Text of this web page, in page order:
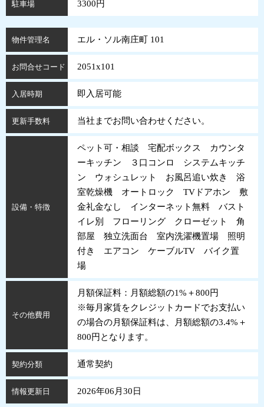
駐車場 3300円
物件管理名 エル・ソル南庄町 101
お問合せコード 2051x101
入居時期 即入居可能
更新手数料 当社までお問い合わせください。
設備・特徴
ペット可・相談 宅配ボックス カウンタ
ーキッチン ３口コンロ システムキッチ
ン ウォシュレット お風呂追い炊き 浴
室乾燥機 オートロック TVドアホン 敷
金礼金なし インターネット無料 バスト
イレ別 フローリング クローゼット 角
部屋 独立洗面台 室内洗濯機置場 照明
付き エアコン ケーブルTV バイク置
場
その他費用
月額保証料：月額総額の1%＋800円
※毎月家賃をクレジットカードでお支払い
の場合の月額保証料は、月額総額の3.4%＋
800円となります。
契約分類 通常契約
情報更新日 2026年06月30日